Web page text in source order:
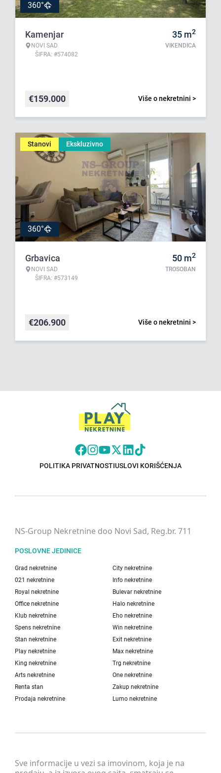
360°
Kamenjar
NOVI SAD
ŠIFRA: #574082
35 m2
VIKENDICA
Više o nekretnini >
€159.000
Stanovi Ekskluzivno
360°
Grbavica
NOVI SAD
ŠIFRA: #573149
50 m2
TROSOBAN
Više o nekretnini >
€206.900
POLITIKA PRIVATNOSTIUSLOVI KORIŠĆENJA
Sve informacije u vezi sa imovinom, koja je na
NS-Group Nekretnine doo Novi Sad, Reg.br. 711
POSLOVNE JEDINICE
Grad nekretnine
City nekretnine
021 nekretnine
Info nekretnine
Royal nekretnine
Bulevar nekretnine
Office nekretnine
Halo nekretnine
Klub nekretnine
Eho nekretnine
Spens nekretnine
Win nekretnine
Stan nekretnine
Exit nekretnine
Play nekretnine
Max nekretnine
King nekretnine
Trg nekretnine
Arts nekretnine
One nekretnine
Renta stan
Zakup nekretnine
Prodaja nekretnine
Lumo nekretnine